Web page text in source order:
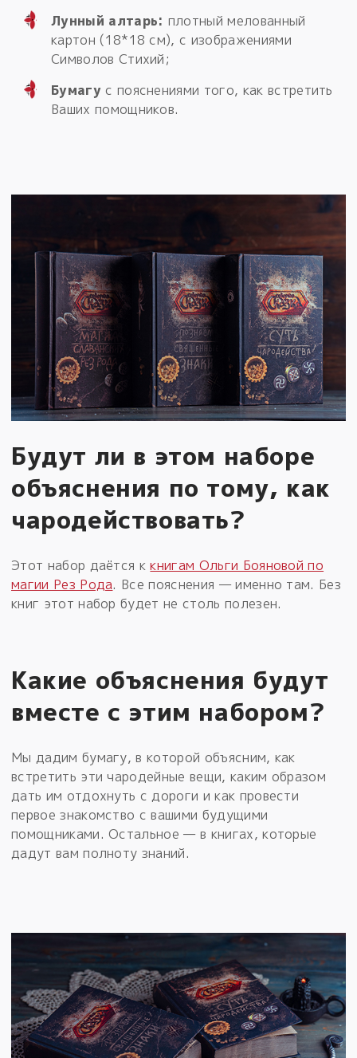
Лунный алтарь: плотный мелованный
картон (18*18 см), с изображениями
Символов Стихий;
Бумагус пояснениями того, как встретить
Ваших помощников.
Будут ли в этом наборе
объяснения по тому, как
чародействовать?
Этот набор даётся ккнигам Ольги Бояновой по
магии Рез Рода. Все пояснения — именно там. Без
книг этот набор будет не столь полезен.
Какие объяснения будут
вместе с этим набором?
Мы дадим бумагу, в которой объясним, как
встретить эти чародейные вещи, каким образом
дать им отдохнуть с дороги и как провести
первое знакомство с вашими будущими
помощниками. Остальное — в книгах, которые
дадут вам полноту знаний.